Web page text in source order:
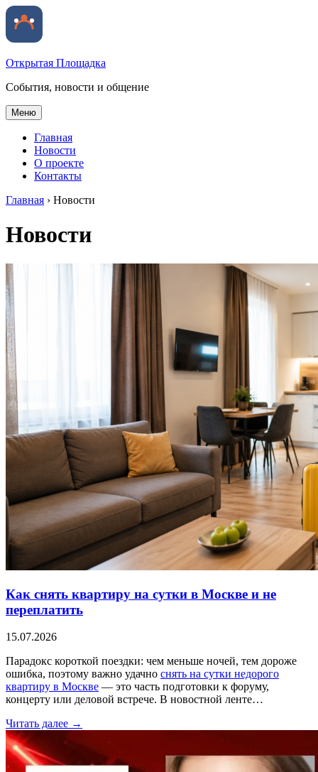
Открытая Площадка
События, новости и общение
Меню
Главная
Новости
О проекте
Контакты
Главная › Новости
Новости
Как снять квартиру на сутки в Москве и не
переплатить
15.07.2026
Парадокс короткой поездки: чем меньше ночей, тем дороже
ошибка, поэтому важно удачно снять на сутки недорого
квартиру в Москве — это часть подготовки к форуму,
концерту или деловой встрече. В новостной ленте…
Читать далее →